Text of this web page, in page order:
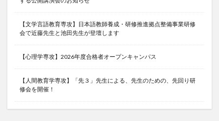
【文学言語教育専攻】日本語教師養成・研修推進拠点整備事業研修
会で近藤先生と池田先生が登壇します
【心理学専攻】2026年度合格者オープンキャンパス
【人間教育学専攻】「先３」先生による、先生のための、先回り研
修会を開催！